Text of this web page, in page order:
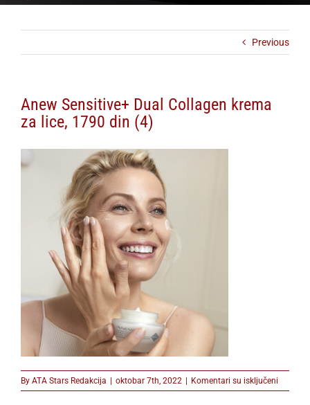
Previous
Anew Sensitive+ Dual Collagen krema
za lice, 1790 din (4)
By ATA Stars Redakcija | oktobar 7th, 2022 | Komentari su isključeni
Anew